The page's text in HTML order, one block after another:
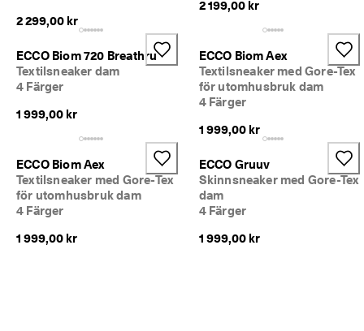
2 299,00 kr
2 199,00 kr
ECCO Biom 720 Breathru
Textilsneaker dam
4 Färger
1 999,00 kr
ECCO Biom Aex
Textilsneaker med Gore-Tex
för utomhusbruk dam
4 Färger
1 999,00 kr
ECCO Biom Aex
Textilsneaker med Gore-Tex
för utomhusbruk dam
4 Färger
1 999,00 kr
ECCO Gruuv
Skinnsneaker med Gore-Tex
dam
4 Färger
1 999,00 kr